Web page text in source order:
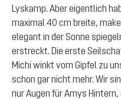
Lyskamp. Aber eigentlich
maximal 40 cm breite,
elegant in der Sonne
erstreckt. Die erste
Michi winkt vom Gipfel zu
schon gar nicht mehr. Wir
nur Augen für Amys